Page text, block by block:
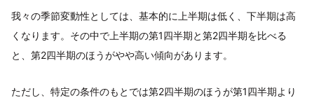
我々の季節変動性としては、基本的に上半期は低く、下半期は高
くなります。その中で上半期の第1四半期と第2四半期を比べる
と、第2四半期のほうがやや高い傾向があります。
ただし、特定の条件のもとでは第2四半期のほうが第1四半期より